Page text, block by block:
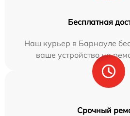
Бесплатная
Наш курьер в Барнауле
ваше устройство на
Срочный